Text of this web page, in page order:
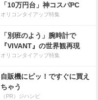
「10万円台」神コスパPC
オリコンタイアップ特集
「別班のよう」腕時計で
『VIVANT』の世界観再現
オリコンタイアップ特集
自販機にピッ！ですぐに買え
ちゃう
（PR）ジハンピ